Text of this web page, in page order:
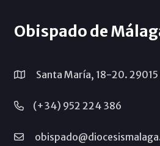
Obispado de
Santa María, 18-20.
(+34) 952 224 386